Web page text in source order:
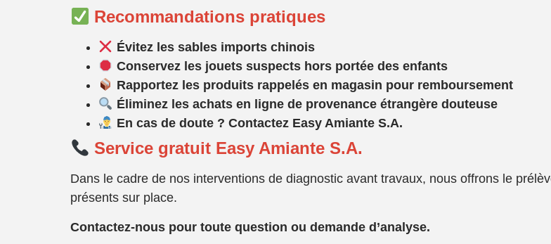
Recommandations pratiques
Évitez les sables imports chinois
Conservez les jouets suspects hors portée des enfants
Rapportez les produits rappel és en magasin pour remboursement
Éliminez les achats en ligne de provenance étrangère douteuse
En cas de doute ? Contactez Easy Amiante S.A.
Service gratuit Easy Amiante S.A.
Dans le cadre de nos interventions de diagnostic avant travaux, nous offrons le
présents sur place.
Contactez-nous pour toute question ou demande d’analyse.